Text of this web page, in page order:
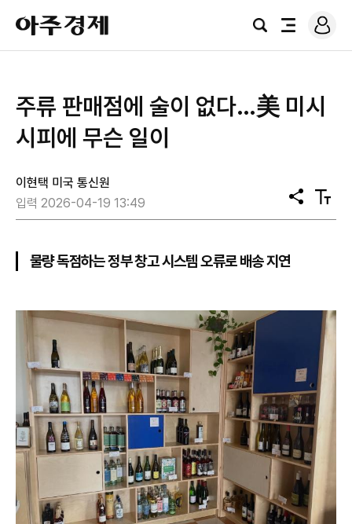
아
주
경
검
전
로
그
주류 판매점에 술이 없다…美 미시
시피에 무슨 일이
이현택 미국 통신원
입력 2026-04-19 13:49
공
유
텍
스
물량 독점하는 정부 창고 시스템 오류로 배송 지연